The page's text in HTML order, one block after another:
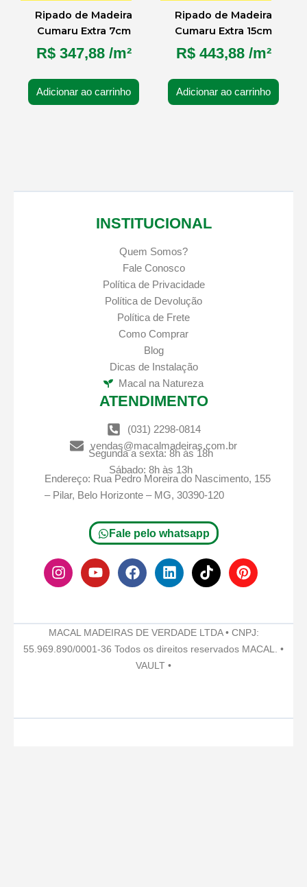
Ripado de Madeira
Cumaru Extra 7cm
R$347,88/m²
Adicionar ao carrinho
Ripado de Madeira
Cumaru Extra 15cm
R$443,88/m²
Adicionar ao carrinho
INSTITUCIONAL
Quem Somos?
Fale Conosco
Política de Privacidade
Política de Devolução
Política de Frete
Como Comprar
Blog
Dicas de Instalação
Macal na Natureza
ATENDIMENTO
(031) 2298-0814
vendas@macalmadeiras.com.br
Segunda a sexta: 8h às 18h
Sábado: 8h às 13h
Endereço: Rua Pedro Moreira do Nascimento, 155
– Pilar, Belo Horizonte – MG, 30390-120
Fale pelo whatsapp
I
n
s
g
r
Y
o
u
b
e
F
a
c
o
o
k
L
i
n
d
i
T
i
k
k
P
i
n
r
e
MACAL MADEIRAS DE VERDADE LTDA • CNPJ:
55.969.890/0001-36 Todos os direitos reservados MACAL. •
VAULT •